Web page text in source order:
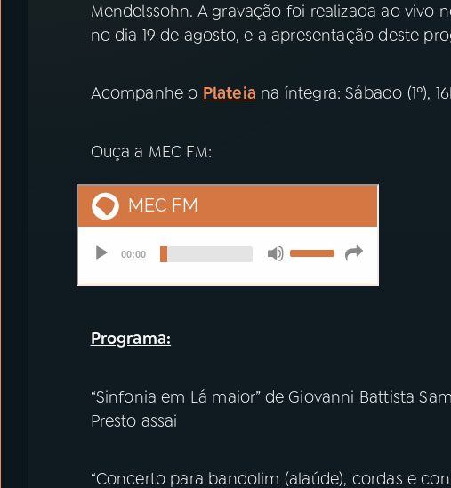
Mendelssohn. A gravação foi realizada ao vivo
no dia 19 de agosto, e a apresentação deste
Acompanhe o Plateia na íntegra: Sábado (1º),
Ouça a MEC FM:
Programa:
“Sinfonia em Lá maior” de Giovanni Battista
Presto assai
“Concerto para bandolim (alaúde), cordas e